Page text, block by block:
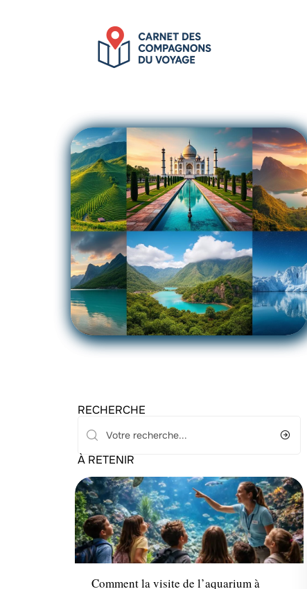
RECHERCHE
À RETENIR
Activités
Comment la visite de l’aquarium à